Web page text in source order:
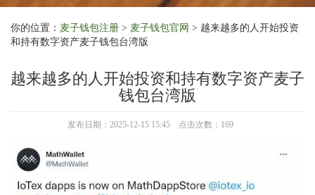
你的位置： 麦子钱包注册 > 麦子钱包官网 > 越来越多的人开始投资
和持有数字资产麦子钱包台湾版
越来越多的人开始投资和持有数字资产麦子
钱包台湾版
发布日期：2025-12-15 15:45 点击次数：169